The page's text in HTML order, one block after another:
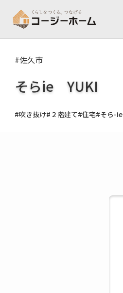
#佐久市
そらie YUKI
#吹き抜け#２階建て#住宅#そら-ie